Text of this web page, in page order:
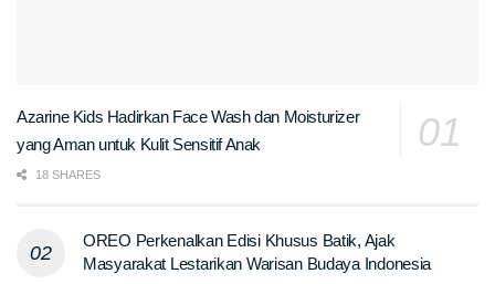
Azarine Kids Hadirkan Face Wash dan Moisturizer
yang Aman untuk Kulit Sensitif Anak
18 SHARES
OREO Perkenalkan Edisi Khusus Batik, Ajak
Masyarakat Lestarikan Warisan Budaya Indonesia